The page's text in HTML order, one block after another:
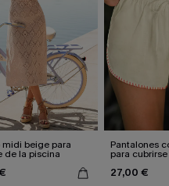
midi beige para
de la piscina
Pantalones
para
sol
27,00 €